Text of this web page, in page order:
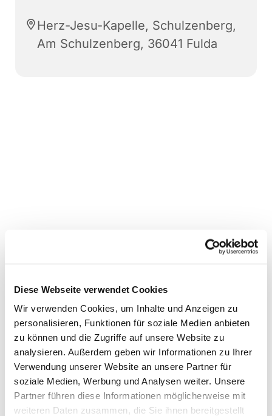
Diese Webseite verwendet Cookies
Wir verwenden Cookies, um Inhalte und Anzeigen zu
personalisieren, Funktionen für soziale Medien anbieten
zu können und die Zugriffe auf unsere Website zu
analysieren. Außerdem geben wir Informationen zu Ihrer
Verwendung unserer Website an unsere Partner für
soziale Medien, Werbung und Analysen weiter. Unsere
Partner führen diese Informationen möglicherweise mit
weiteren Daten zusammen, die Sie ihnen bereitgestellt
Herz-Jesu-Kapelle, Schulzenberg,
Am Schulzenberg, 36041 Fulda
Dies könnte Sie auch
interessieren